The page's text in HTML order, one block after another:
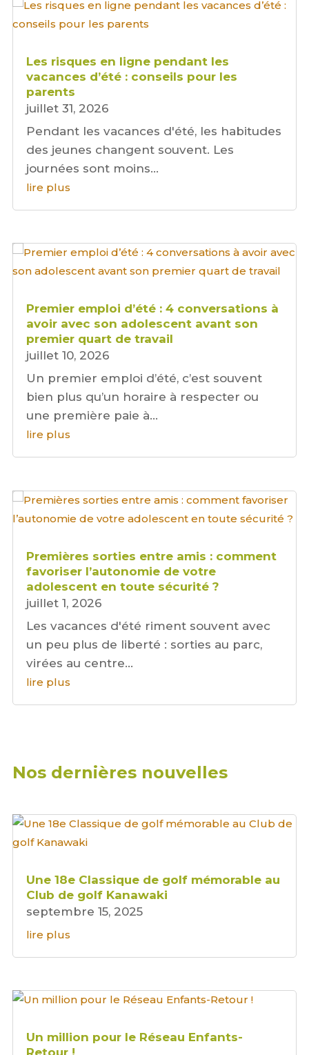
Les risques en ligne pendant les
vacances d’été : conseils pour les
parents
juillet 31, 2026
Pendant les vacances d'été, les habitudes
des jeunes changent souvent. Les
journées sont moins...
lire plus
Premier emploi d’été : 4 conversations à
avoir avec son adolescent avant son
premier quart de travail
juillet 10, 2026
Un premier emploi d’été, c’est souvent
bien plus qu’un horaire à respecter ou
une première paie à...
lire plus
Premières sorties entre amis : comment
favoriser l’autonomie de votre
adolescent en toute sécurité ?
juillet 1, 2026
Les vacances d'été riment souvent avec
un peu plus de liberté : sorties au parc,
virées au centre...
lire plus
Nos dernières nouvelles
Une 18e Classique de golf mémorable au
Club de golf Kanawaki
septembre 15, 2025
lire plus
Un million pour le Réseau Enfants-
Retour !